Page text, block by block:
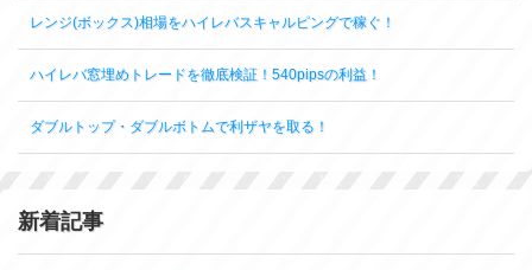
レンジ(ボックス)相場をハイレバスキャルピングで稼ぐ！
ハイレバ窓埋めトレードを徹底検証！540pipsの利益！
ダブルトップ・ダブルボトムで利ザヤを取る！
新着記事